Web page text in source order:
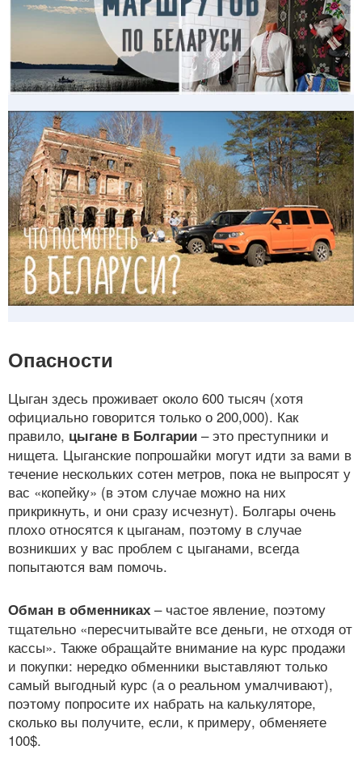
Опасности
Цыган здесь проживает около 600 тысяч (хотя
официально говорится только о 200,000). Как
правило, цыгане в Болгарии – это преступники и
нищета. Цыганские попрошайки могут идти за вами в
течение нескольких сотен метров, пока не выпросят у
вас «копейку» (в этом случае можно на них
прикрикнуть, и они сразу исчезнут). Болгары очень
плохо относятся к цыганам, поэтому в случае
возникших у вас проблем с цыганами, всегда
попытаются вам помочь.
Обман в обменниках – частое явление, поэтому
тщательно «пересчитывайте все деньги, не отходя от
кассы». Также обращайте внимание на курс продажи
и покупки: нередко обменники выставляют только
самый выгодный курс (а о реальном умалчивают),
поэтому попросите их набрать на калькуляторе,
сколько вы получите, если, к примеру, обменяете
100$.